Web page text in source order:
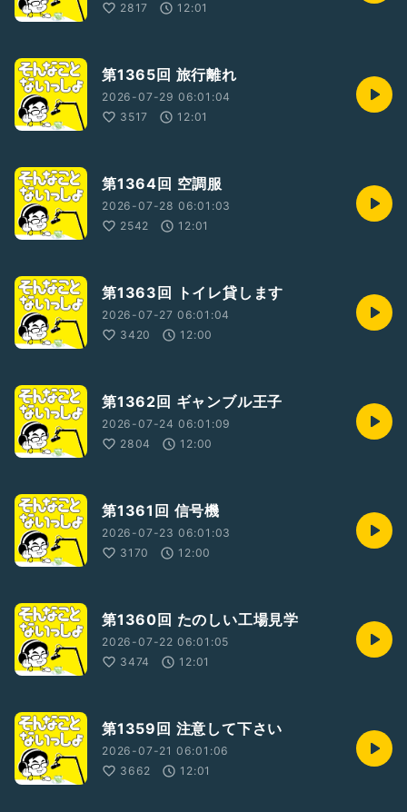
2817
12:01
第1365回 旅行離れ
2026-07-29 06:01:04
3517
12:01
第1364回 空調服
2026-07-28 06:01:03
2542
12:01
第1363回 トイレ貸します
2026-07-27 06:01:04
3420
12:00
第1362回 ギャンブル王子
2026-07-24 06:01:09
2804
12:00
第1361回 信号機
2026-07-23 06:01:03
3170
12:00
第1360回 たのしい工場見学
2026-07-22 06:01:05
3474
12:01
第1359回 注意して下さい
2026-07-21 06:01:06
3662
12:01